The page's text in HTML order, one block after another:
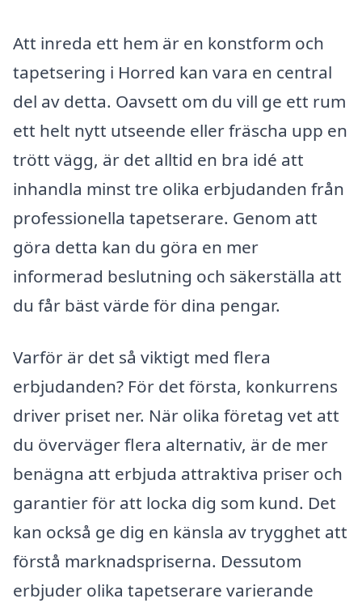
Att inreda ett hem är en konstform och
tapetsering i Horred kan vara en central
del av detta. Oavsett om du vill ge ett rum
ett helt nytt utseende eller fräscha upp en
trött vägg, är det alltid en bra idé att
inhandla minst tre olika erbjudanden från
professionella tapetserare. Genom att
göra detta kan du göra en mer
informerad beslutning och säkerställa att
du får bäst värde för dina pengar.
Varför är det så viktigt med flera
erbjudanden? För det första, konkurrens
driver priset ner. När olika företag vet att
du överväger flera alternativ, är de mer
benägna att erbjuda attraktiva priser och
garantier för att locka dig som kund. Det
kan också ge dig en känsla av trygghet att
förstå marknadspriserna. Dessutom
erbjuder olika tapetserare varierande